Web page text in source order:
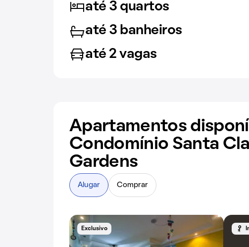
até 3 quartos
até 3 banheiros
até 2 vagas
Apartamentos
Condomínio Santa
Gardens
Exclusivo
Alugar Comprar